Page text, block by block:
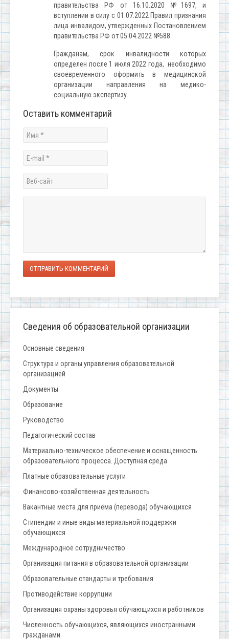
правительства РФ от 16.10.2020 №1697, и
вступлении в силу с 01.07.2022 Правил признания
лица инвалидом, утвержденных Постановлением
правительства РФ от 05.04.2022 №588.
Гражданам, срок инвалидности которых
определен после 1 июля 2022 года, необходимо
своевременного оформить в медицинской
организации направления на медико-
социальную экспертизу.
Оставить комментарий
ОТПРАВИТЬ КОММЕНТАРИЙ
Сведения об образовательной организации
Основные сведения
Структура и органы управления образовательной
организацией
Документы
Образование
Руководство
Педагогический состав
Материально-техническое обеспечение и оснащенность
образовательного процесса. Доступная среда
Платные образовательные услуги
Финансово-хозяйственная деятельность
Вакантные места для приёма (перевода) обучающихся
Стипендии и иные виды материальной поддержки
обучающихся
Международное сотрудничество
Организация питания в образовательной организации
Образовательные стандарты и требования
Противодействие коррупции
Организация охраны здоровья обучающихся и работников
Численность обучающихся, являющихся иностранными
гражданами